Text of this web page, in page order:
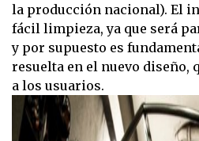
la producción nacional). El
fácil limpieza, ya que será
y por supuesto es
resuelta en el nuevo diseño,
a los usuarios.